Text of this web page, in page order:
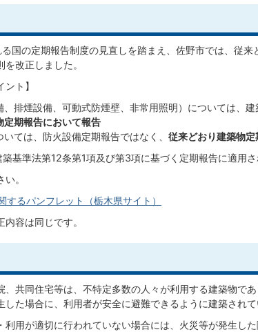
国の定期報告制度の見直しを踏まえ、佐野市では、従来
改正しました。
ト】
、排煙設備、可動式防煙壁、非常用照明）については、
定期報告において報告
いては、防火設備定期報告ではなく、従来どおり建築物
基準法第12条第1項及び第3項に基づく定期報告に適用さ
。
するパンフレット（栃木県サイト）
容は同じです。
、共同住宅等は、不特定多数の人々が利用する建築物で
た場合に、利用者が安全に避難できるように建築されて
利用が適切に行われていない場合には、火災等が発生し